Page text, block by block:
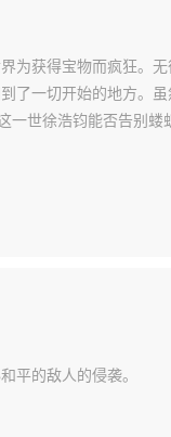
为获得宝物而疯狂。
了一切开始的地方。
一世徐浩钧能否告别蝼
种威胁和平的敌人